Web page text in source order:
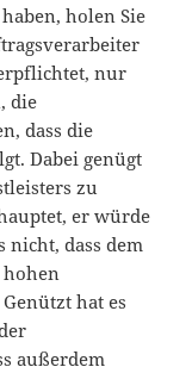
holen Sie
nur
die
dass die
Dabei genügt
zu
er würde
dass dem
hat es
außerdem